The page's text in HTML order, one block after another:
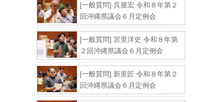
[一般質問] 呉屋宏 令和８年第２
回沖縄県議会６月定例会
[一般質問] 宮里洋史 令和８年第
２回沖縄県議会６月定例会
[一般質問] 新里匠 令和８年第２
回沖縄県議会６月定例会